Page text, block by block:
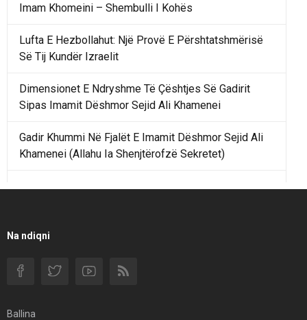
Imam Khomeini – Shembulli I Kohës
Lufta E Hezbollahut: Një Provë E Përshtatshmërisë
Së Tij Kundër Izraelit
Dimensionet E Ndryshme Të Çështjes Së Gadirit
Sipas Imamit Dëshmor Sejid Ali Khamenei
Gadir Khummi Në Fjalët E Imamit Dëshmor Sejid Ali
Khamenei (Allahu Ia Shenjtërofzë Sekretet)
Filmi I Shkurtër Iranian “Pasta Alfredo” Ka Udhëtuar
Na ndiqni
Ballina